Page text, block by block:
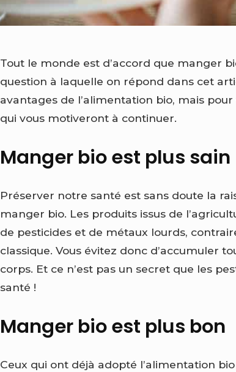
Tout le monde est d’accord que manger
question à laquelle on répond dans cet
avantages de l’alimentation bio, mais
qui vous motiveront à continuer.
Manger bio est plus sain
Préserver notre santé est sans doute la
manger bio. Les produits issus de
de pesticides et de métaux lourds,
classique. Vous évitez donc d’accumuler
corps. Et ce n’est pas un secret que les
santé !
Manger bio est plus bon
Ceux qui ont déjà adopté l’alimentation